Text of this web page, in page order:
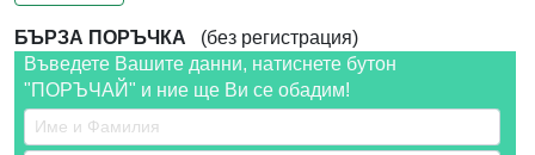
БЪРЗА ПОРЪЧКА (без регистрация)
Въведете Вашите данни, натиснете бутон
"ПОРЪЧАЙ" и ние ще Ви се обадим!